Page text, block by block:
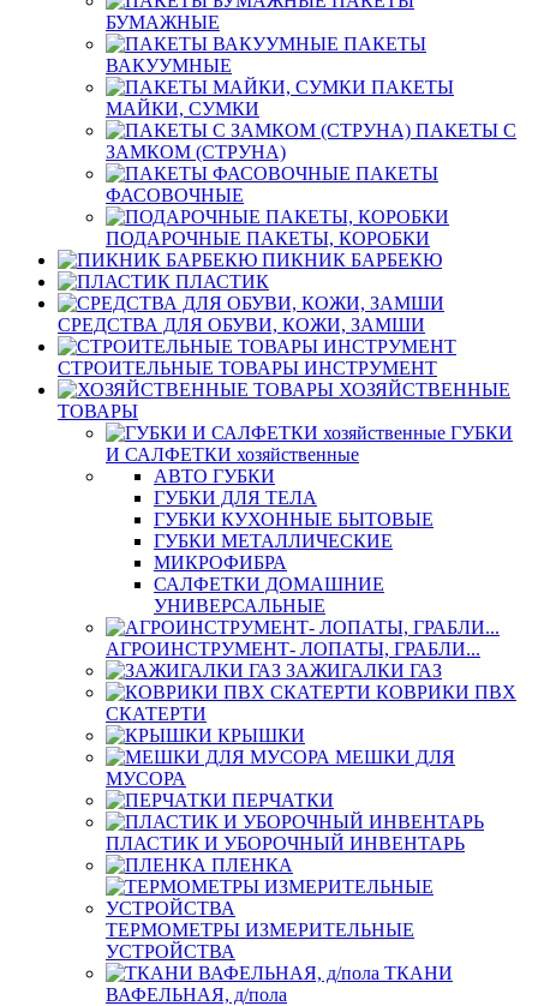
БУМАЖНЫЕ
ПАКЕТЫ
ВАКУУМНЫЕ
ПАКЕТЫ
МАЙКИ, СУМКИ
ПАКЕТЫ С
ЗАМКОМ (СТРУНА)
ПАКЕТЫ
ФАСОВОЧНЫЕ
ПОДАРОЧНЫЕ ПАКЕТЫ, КОРОБКИ
ПИКНИК БАРБЕКЮ
ПЛАСТИК
СРЕДСТВА ДЛЯ ОБУВИ, КОЖИ, ЗАМШИ
СТРОИТЕЛЬНЫЕ ТОВАРЫ ИНСТРУМЕНТ
ХОЗЯЙСТВЕННЫЕ
ТОВАРЫ
ГУБКИ
И САЛФЕТКИ хозяйственные
АВТО ГУБКИ
ГУБКИ ДЛЯ ТЕЛА
ГУБКИ КУХОННЫЕ БЫТОВЫЕ
ГУБКИ МЕТАЛЛИЧЕСКИЕ
МИКРОФИБРА
САЛФЕТКИ ДОМАШНИЕ
УНИВЕРСАЛЬНЫЕ
АГРОИНСТРУМЕНТ- ЛОПАТЫ, ГРАБЛИ...
ЗАЖИГАЛКИ ГАЗ
КОВРИКИ ПВХ
СКАТЕРТИ
КРЫШКИ
МЕШКИ ДЛЯ
МУСОРА
ПЕРЧАТКИ
ПЛАСТИК И УБОРОЧНЫЙ ИНВЕНТАРЬ
ПЛЕНКА
ТЕРМОМЕТРЫ ИЗМЕРИТЕЛЬНЫЕ
УСТРОЙСТВА
ТКАНИ
ВАФЕЛЬНАЯ, д/пола